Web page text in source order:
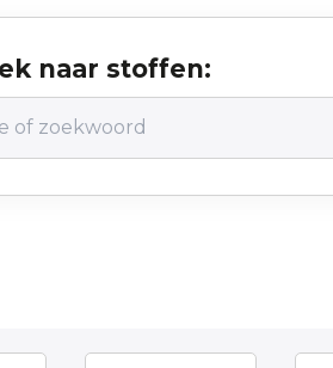
naar stoffen: